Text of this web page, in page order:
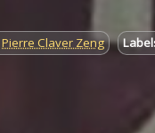
Pierre Claver Zeng